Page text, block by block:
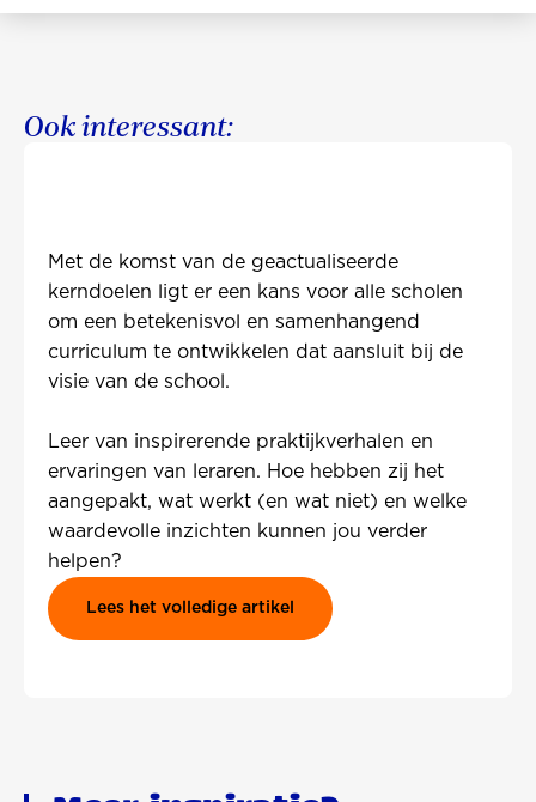
Ook interessant:
Met de komst van de geactualiseerde
kerndoelen ligt er een kans voor alle scholen
om een betekenisvol en samenhangend
curriculum te ontwikkelen dat aansluit bij de
visie van de school.
Leer van inspirerende praktijkverhalen en
ervaringen van leraren. Hoe hebben zij het
aangepakt, wat werkt (en wat niet) en welke
waardevolle inzichten kunnen jou verder
helpen?
Lees het volledige artikel